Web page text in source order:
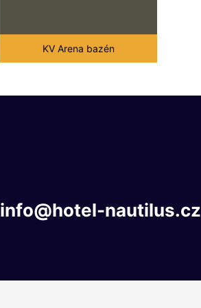
KV Arena bazén
info@hotel-nautilus.cz